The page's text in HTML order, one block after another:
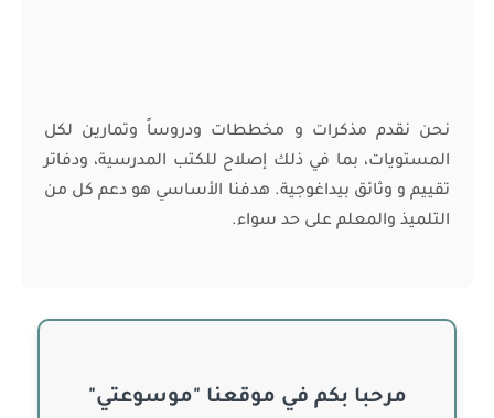
نحن نقدم مذكرات و مخططات ودروساً وتمارين لكل
المستويات، بما في ذلك إصلاح للكتب المدرسية، ودفاتر
تقييم و وثائق بيداغوجية. هدفنا الأساسي هو دعم كل من
التلميذ والمعلم على حد سواء.
مرحبا بكم في موقعنا "موسوعتي"